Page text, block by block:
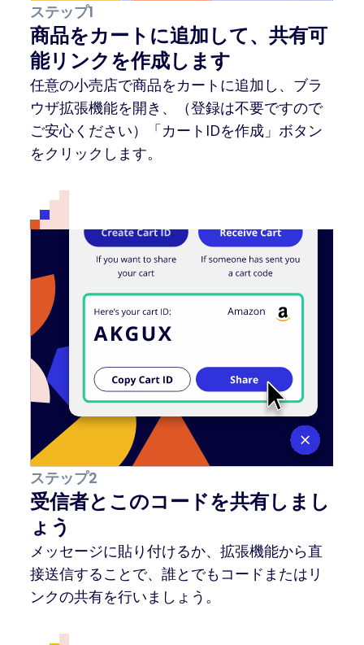
ステップ1
商品をカートに追加して、共有可
能リンクを作成します
任意の小売店で商品をカートに追加し、ブラ
ウザ拡張機能を開き、（登録は不要ですので
ご安心ください）「カートIDを作成」ボタン
をクリックします。
ステップ2
受信者とこのコードを共有しまし
ょう
メッセージに貼り付けるか、拡張機能から直
接送信することで、誰とでもコードまたはリ
ンクの共有を行いましょう。